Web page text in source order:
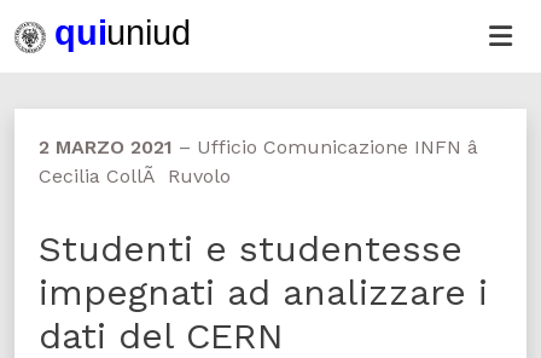
2 MARZO 2021 – Ufficio Comunicazione INFN â
Cecilia CollÃ Ruvolo
Studenti e studentesse
impegnati ad analizzare i
dati del CERN